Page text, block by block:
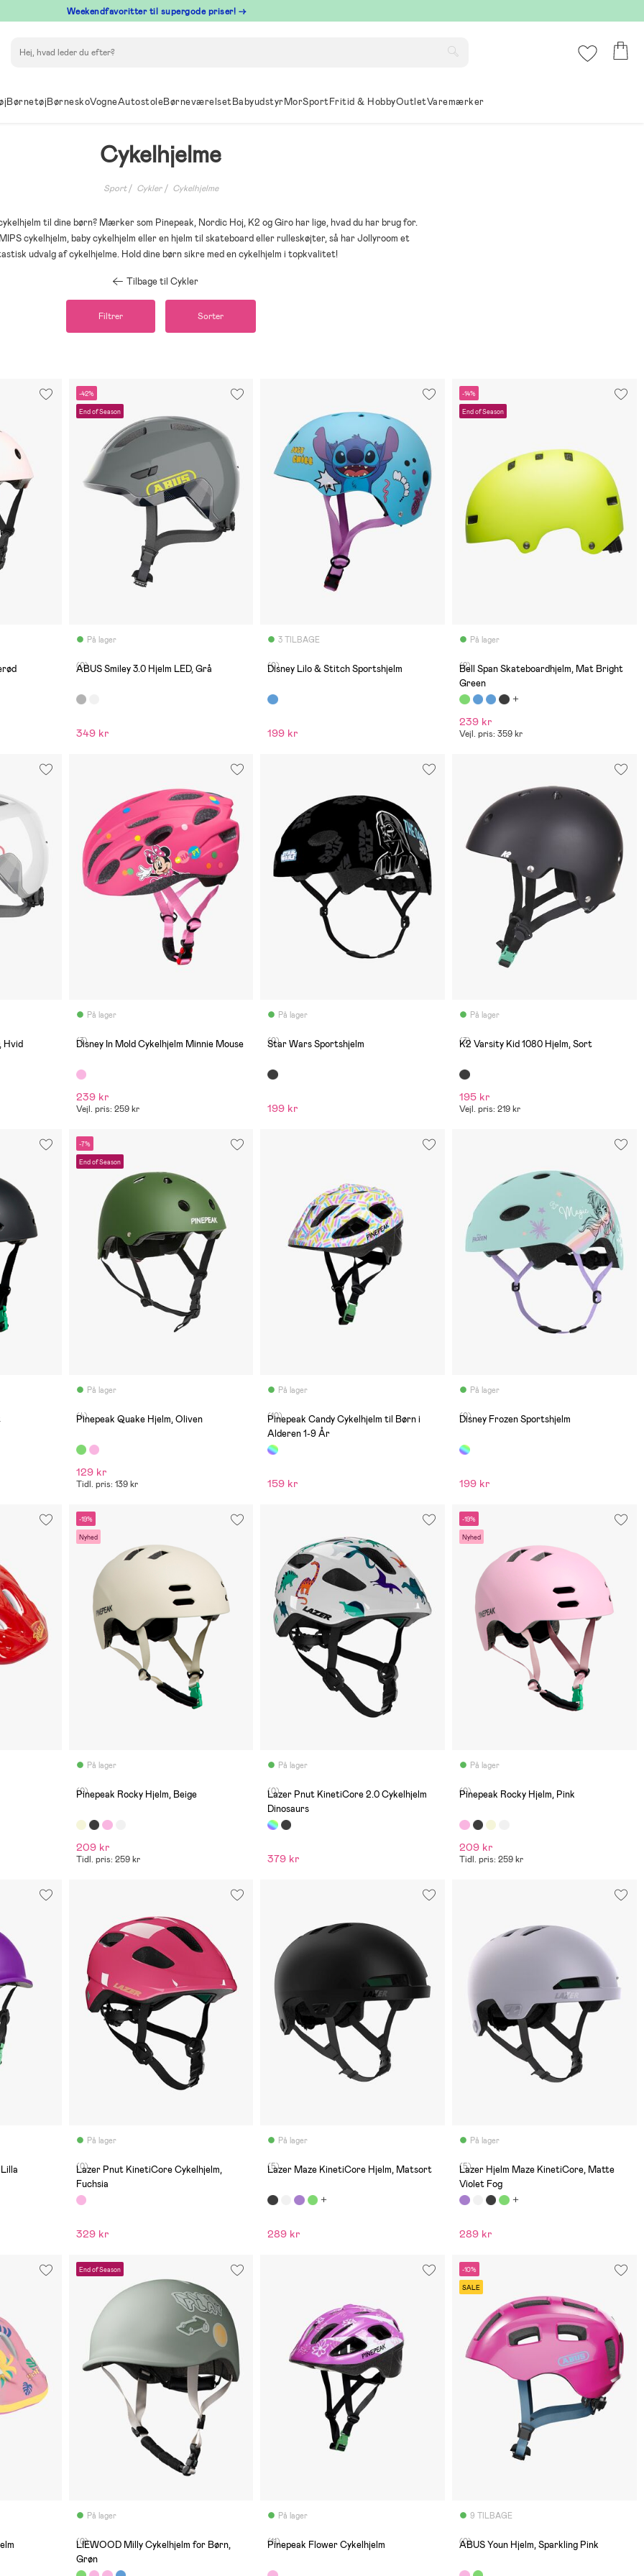
⁠ Weekendfavoritter til supergode priser! →
BørnetøjBørneskoVogneAutostoleBørneværelsetBabyudstyrMorSportFritid & HobbyOutletVaremærker
Cykelhjelme
Sport Cykler Cykelhjelme
til dine børn? Mærker som Pinepeak, Nordic Hoj, K2 og Giro har lige, hvad du har brug for.
cykelhjelm, baby cykelhjelm eller en hjelm til skateboard eller rulleskøjter, så har Jollyroom et
udvalg af cykelhjelme. Hold dine børn sikre med en cykelhjelm i topkvalitet!
Tilbage til Cykler
Filtrer Sorter
-42%
End of Season
På lager
(0)
ABUS Smiley 3.0 Hjelm LED, Grå
349 kr
3 TILBAGE
(0)
Disney Lilo & Stitch Sportshjelm
199 kr
-14%
End of Season
På lager
(2)
Bell Span Skateboardhjelm, Mat Bright
Green
239 kr
Vejl. pris: 359 kr
Hvid
På lager
(3)
Disney In Mold Cykelhjelm Minnie Mouse
239 kr
Vejl. pris: 259 kr
På lager
(0)
Star Wars Sportshjelm
199 kr
På lager
(3)
K2 Varsity Kid 1080 Hjelm, Sort
195 kr
Vejl. pris: 219 kr
-7%
End of Season
På lager
(4)
Pinepeak Quake Hjelm, Oliven
129 kr
Tidl. pris: 139 kr
På lager
(10)
Pinepeak Candy Cykelhjelm til Børn i
Alderen 1-9 År
159 kr
På lager
(0)
Disney Frozen Sportshjelm
199 kr
-19%
Nyhed
På lager
(0)
Pinepeak Rocky Hjelm, Beige
209 kr
Tidl. pris: 259 kr
På lager
(0)
Lazer Pnut KinetiCore 2.0 Cykelhjelm
Dinosaurs
379 kr
-19%
Nyhed
På lager
(0)
Pinepeak Rocky Hjelm, Pink
209 kr
Tidl. pris: 259 kr
På lager
(0)
Lazer Pnut KinetiCore Cykelhjelm,
Fuchsia
329 kr
På lager
(5)
Lazer Maze KinetiCore Hjelm, Matsort
289 kr
På lager
(5)
Lazer Hjelm Maze KinetiCore, Matte
Violet Fog
289 kr
End of Season
På lager
(0)
LIEWOOD Milly Cykelhjelm for Børn,
Grøn
På lager
(11)
Pinepeak Flower Cykelhjelm
-10%
SALE
9 TILBAGE
(0)
ABUS Youn Hjelm, Sparkling Pink